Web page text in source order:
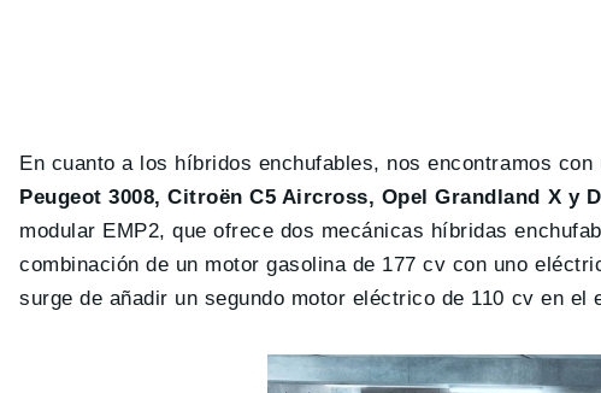
En cuanto a los híbridos enchufables, nos encontramos
Peugeot 3008, Citroën C5 Aircross, Opel Grandland X y
modular EMP2, que ofrece dos mecánicas híbridas
combinación de un motor gasolina de 177 cv con uno
surge de añadir un segundo motor eléctrico de 110 cv en